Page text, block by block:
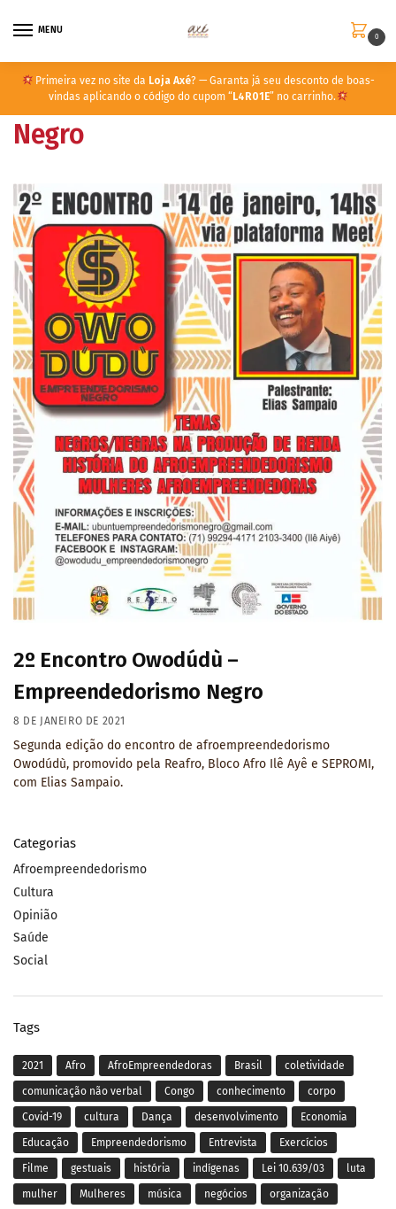
MENU
0
Primeira vez no site da Loja Axé? — Garanta já seu desconto de boas-
vindas aplicando o código do cupom “ L4R01E” no carrinho.
Negro
2º Encontro Owodúdù –
Empreendedorismo Negro
8 DE JANEIRO DE 2021
Segunda edição do encontro de afroempreendedorismo
Owodúdù, promovido pela Reafro, Bloco Afro Ilê Ayê e SEPROMI,
com Elias Sampaio.
Categorias
Afroempreendedorismo
Cultura
Opinião
Saúde
Social
Tags
2021 Afro AfroEmpreendedoras Brasil coletividade
comunicação não verbal Congo conhecimento corpo
Covid-19 cultura Dança desenvolvimento Economia
Educação Empreendedorismo Entrevista Exercícios
Filme gestuais história indígenas Lei 10.639/03 luta
mulher Mulheres música negócios organização